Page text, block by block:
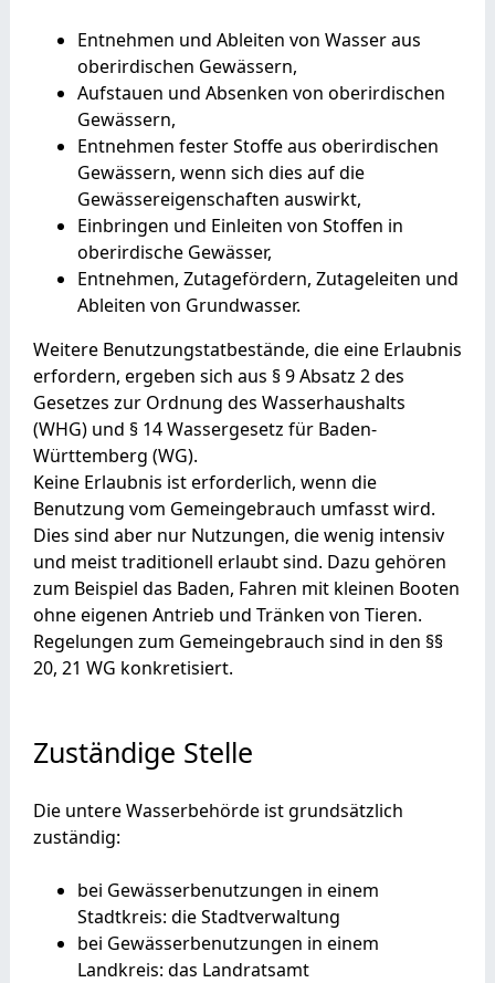
Entnehmen und Ableiten von Wasser aus
oberirdischen Gewässern,
Aufstauen und Absenken von oberirdischen
Gewässern,
Entnehmen fester Stoffe aus oberirdischen
Gewässern, wenn sich dies auf die
Gewässereigenschaften auswirkt,
Einbringen und Einleiten von Stoffen in
oberirdische Gewässer,
Entnehmen, Zutagefördern, Zutageleiten und
Ableiten von Grundwasser.
Weitere Benutzungstatbestände, die eine Erlaubnis
erfordern, ergeben sich aus § 9 Absatz 2 des
Gesetzes zur Ordnung des Wasserhaushalts
(WHG) und § 14 Wassergesetz für Baden-
Württemberg (WG).
Keine Erlaubnis ist erforderlich, wenn die
Benutzung vom Gemeingebrauch umfasst wird.
Dies sind aber nur Nutzungen, die wenig intensiv
und meist traditionell erlaubt sind. Dazu gehören
zum Beispiel das Baden, Fahren mit kleinen Booten
ohne eigenen Antrieb und Tränken von Tieren.
Regelungen zum Gemeingebrauch sind in den §§
20, 21 WG konkretisiert.
Zuständige Stelle
Die untere Wasserbehörde ist grundsätzlich
zuständig:
bei Gewässerbenutzungen in einem
Stadtkreis: die Stadtverwaltung
bei Gewässerbenutzungen in einem
Landkreis: das Landratsamt